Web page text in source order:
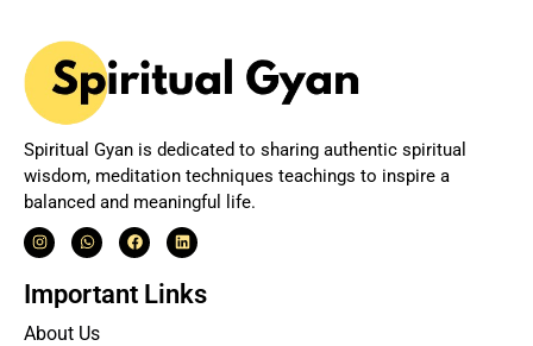
Spiritual Gyan is dedicated to sharing authentic spiritual
wisdom, meditation techniques teachings to inspire a
balanced and meaningful life.
Important Links
About Us